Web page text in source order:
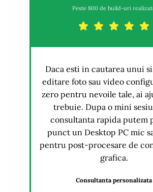
Peste 800 de build-uri
Daca esti in cautarea unui
editare foto sau video
zero pentru nevoile tale, ai
trebuie. Dupa o mini
consultanta rapida putem
punct un Desktop PC mic
pentru post-procesare de
grafica.
Consultanta personalizata